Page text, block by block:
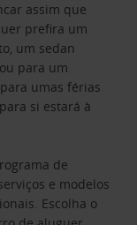
assim que
prefira um
um sedan
para um
umas férias
si estará à
de
e modelos
Escolha o